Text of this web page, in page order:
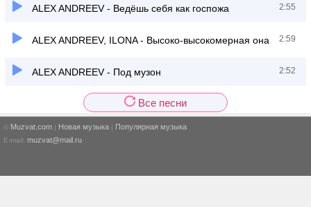
ALEX ANDREEV - Ведёшь себя как госпожа 2:55
ALEX ANDREEV, ILONA - Высоко-высокомерная она 2:59
ALEX ANDREEV - Под музон 2:52
Все песни
© Muzvat.com | Новая музыка | Популярная музыка
E-mail: muzvat@mail.ru